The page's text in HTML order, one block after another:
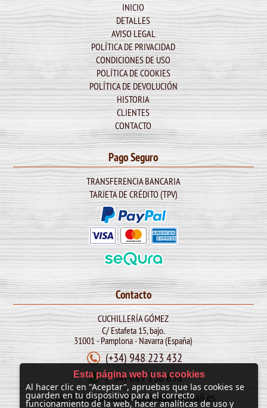
INICIO
DETALLES
AVISO LEGAL
POLÍTICA DE PRIVACIDAD
CONDICIONES DE USO
POLÍTICA DE COOKIES
POLÍTICA DE DEVOLUCIÓN
HISTORIA
CLIENTES
CONTACTO
Pago Seguro
TRANSFERENCIA BANCARIA
TARJETA DE CRÉDITO (TPV)
Contacto
CUCHILLERÍA GÓMEZ
C/ Estafeta 15, bajo.
31001 - Pamplona - Navarra (España)
(+34) 948 223 432
(+34) 689 256 638
cuchilleriagomezpamplona@hotmail.es
Esta página web usa cookies
Al hacer clic en "Aceptar", apruebas que las cookies se
guarden en tu dispositivo para el correcto
funcionamiento de la web, hacer analíticas de uso y